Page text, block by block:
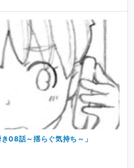
08話～揺らぐ気持ち～」